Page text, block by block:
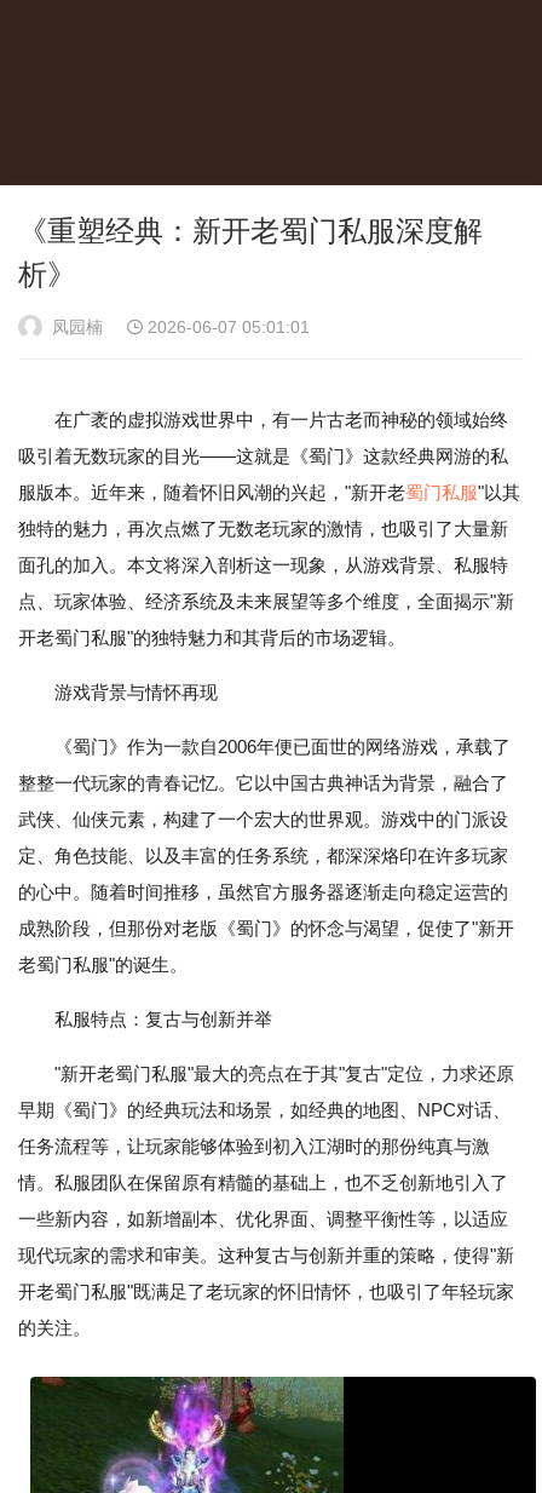
《重塑经典：新开老蜀门私服深度解
析》
凤园楠 2026-06-07 05:01:01
在广袤的虚拟游戏世界中，有一片古老而神秘的领域始终
吸引着无数玩家的目光——这就是《蜀门》这款经典网游的私
服版本。近年来，随着怀旧风潮的兴起，"新开老蜀门私服"以其
独特的魅力，再次点燃了无数老玩家的激情，也吸引了大量新
面孔的加入。本文将深入剖析这一现象，从游戏背景、私服特
点、玩家体验、经济系统及未来展望等多个维度，全面揭示"新
开老蜀门私服"的独特魅力和其背后的市场逻辑。
游戏背景与情怀再现
《蜀门》作为一款自2006年便已面世的网络游戏，承载了
整整一代玩家的青春记忆。它以中国古典神话为背景，融合了
武侠、仙侠元素，构建了一个宏大的世界观。游戏中的门派设
定、角色技能、以及丰富的任务系统，都深深烙印在许多玩家
的心中。随着时间推移，虽然官方服务器逐渐走向稳定运营的
成熟阶段，但那份对老版《蜀门》的怀念与渴望，促使了"新开
老蜀门私服"的诞生。
私服特点：复古与创新并举
"新开老蜀门私服"最大的亮点在于其"复古"定位，力求还原
早期《蜀门》的经典玩法和场景，如经典的地图、NPC对话、
任务流程等，让玩家能够体验到初入江湖时的那份纯真与激
情。私服团队在保留原有精髓的基础上，也不乏创新地引入了
一些新内容，如新增副本、优化界面、调整平衡性等，以适应
现代玩家的需求和审美。这种复古与创新并重的策略，使得"新
开老蜀门私服"既满足了老玩家的怀旧情怀，也吸引了年轻玩家
的关注。